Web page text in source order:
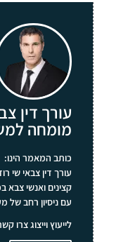
עורך דין
מומחה
כותב המאמר הינו:
עורך דין צבאי שי
קצינים ואנשי צבא
עם ניסיון רחב של מעל
לייעוץ וייצוג